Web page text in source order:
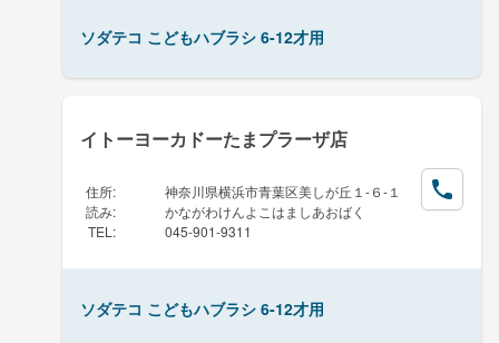
ソダテコ こどもハブラシ 6-12才用
イトーヨーカドーたまプラーザ店
住所:
神奈川県横浜市青葉区美しが丘１-６-１
読み:
かながわけんよこはましあおばく
TEL : 045-901-9311
ソダテコ こどもハブラシ 6-12才用